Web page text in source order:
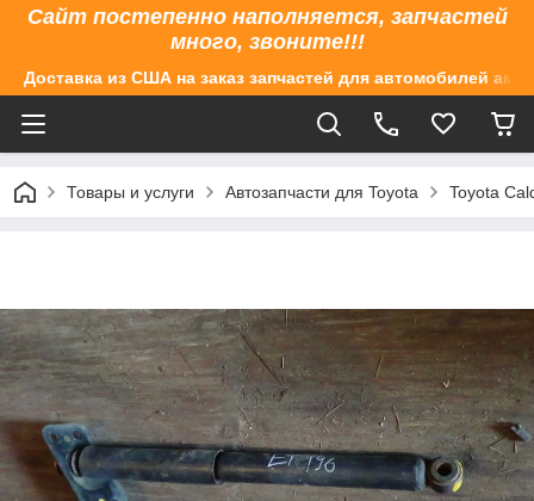
Сайт постепенно наполняется, запчастей
много, звоните!!!
Доставка из США на заказ запчастей для автомобилей
Товары и услуги Автозапчасти для Toyota Toyota